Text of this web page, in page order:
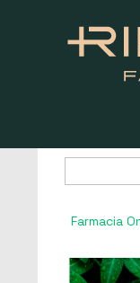
Farmacia